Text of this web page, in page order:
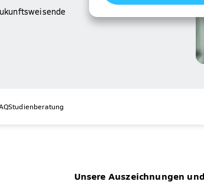
Studienberatung
Unsere Auszeichnungen